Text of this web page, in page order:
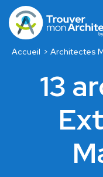
Accueil Architectes
13